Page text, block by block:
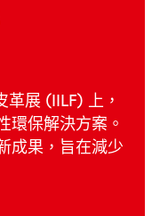
展 (IILF) 上，
環保解決方案。
成果，旨在減少